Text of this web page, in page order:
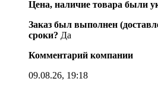
Цена, наличие товара были
Заказ был выполнен
сроки? Да
Комментарий компании
09.08.26, 19:18